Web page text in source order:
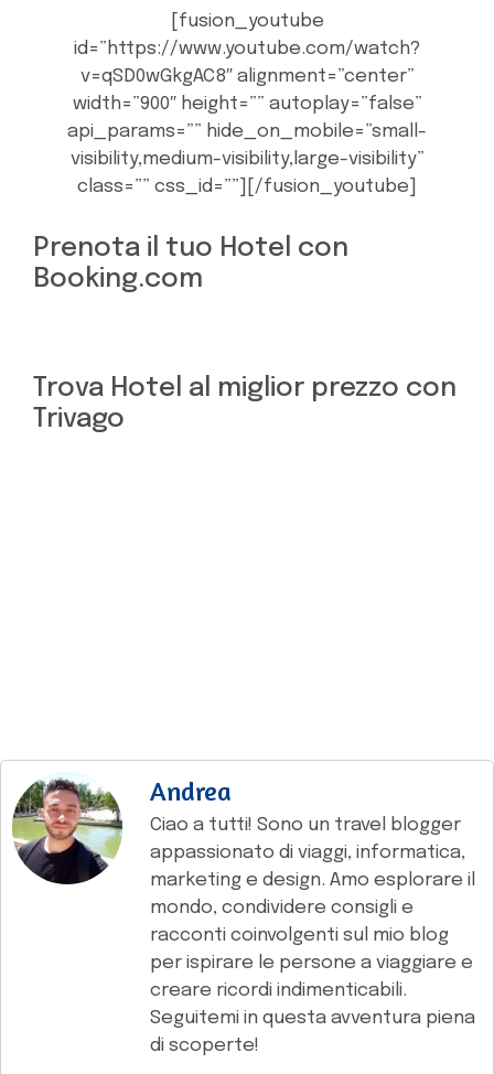
[fusion_youtube
id=”https://www.youtube.com/watch?
v=qSD0wGkgAC8″ alignment=”center”
width=”900″ height=”” autoplay=”false”
api_params=”” hide_on_mobile=”small-
visibility,medium-visibility,large-visibility”
class=”” css_id=””][/fusion_youtube]
Prenota il tuo Hotel con
Booking.com
Trova Hotel al miglior prezzo con
Trivago
Andrea
Ciao a tutti! Sono un travel blogger
appassionato di viaggi, informatica,
marketing e design. Amo esplorare il
mondo, condividere consigli e
racconti coinvolgenti sul mio blog
per ispirare le persone a viaggiare e
creare ricordi indimenticabili.
Seguitemi in questa avventura piena
di scoperte!